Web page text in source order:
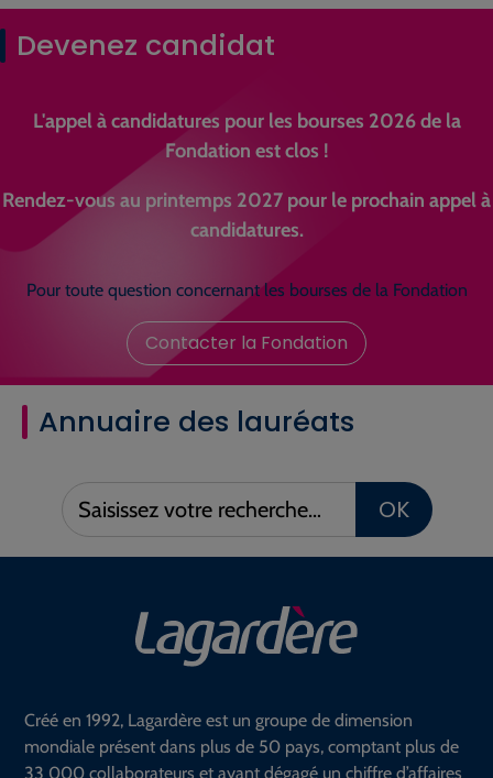
Devenez candidat
L'appel à candidatures pour les bourses 2026 de la
Fondation est clos !
Rendez-vous au printemps 2027 pour le prochain appel à
candidatures.
Pour toute question concernant les bourses de la Fondation
Contacter la Fondation
Annuaire des lauréats
Saisissez
votre
OK
Créé en 1992, Lagardère est un groupe de dimension
mondiale présent dans plus de 50 pays, comptant plus de
33 000 collaborateurs et ayant dégagé un chiffre d’affaires